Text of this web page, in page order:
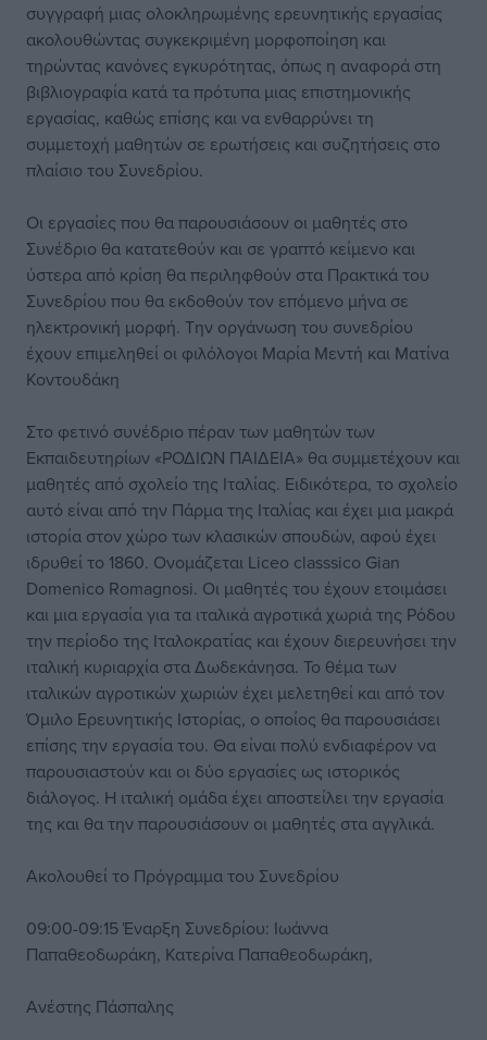
συγγραφή μιας ολοκληρωμένης ερευνητικής εργασίας
ακολουθώντας συγκεκριμένη μορφοποίηση και
τηρώντας κανόνες εγκυρότητας, όπως η αναφορά στη
βιβλιογραφία κατά τα πρότυπα μιας επιστημονικής
εργασίας, καθώς επίσης και να ενθαρρύνει τη
συμμετοχή μαθητών σε ερωτήσεις και συζητήσεις στο
πλαίσιο του Συνεδρίου.
Οι εργασίες που θα παρουσιάσουν οι μαθητές στο
Συνέδριο θα κατατεθούν και σε γραπτό κείμενο και
ύστερα από κρίση θα περιληφθούν στα Πρακτικά του
Συνεδρίου που θα εκδοθούν τον επόμενο μήνα σε
ηλεκτρονική μορφή. Την οργάνωση του συνεδρίου
έχουν επιμεληθεί οι φιλόλογοι Μαρία Μεντή και Ματίνα
Κοντουδάκη
Στο φετινό συνέδριο πέραν των μαθητών των
Εκπαιδευτηρίων «ΡΟΔΙΩΝ ΠΑΙΔΕΙΑ» θα συμμετέχουν και
μαθητές από σχολείο της Ιταλίας. Ειδικότερα, το σχολείο
αυτό είναι από την Πάρμα της Ιταλίας και έχει μια μακρά
ιστορία στον χώρο των κλασικών σπουδών, αφού έχει
ιδρυθεί το 1860. Ονομάζεται Liceo classsico Gian
Domenico Romagnosi. Οι μαθητές του έχουν ετοιμάσει
και μια εργασία για τα ιταλικά αγροτικά χωριά της Ρόδου
την περίοδο της Ιταλοκρατίας και έχουν διερευνήσει την
ιταλική κυριαρχία στα Δωδεκάνησα. Το θέμα των
ιταλικών αγροτικών χωριών έχει μελετηθεί και από τον
Όμιλο Ερευνητικής Ιστορίας, ο οποίος θα παρουσιάσει
επίσης την εργασία του. Θα είναι πολύ ενδιαφέρον να
παρουσιαστούν και οι δύο εργασίες ως ιστορικός
διάλογος. Η ιταλική ομάδα έχει αποστείλει την εργασία
της και θα την παρουσιάσουν οι μαθητές στα αγγλικά.
Ακολουθεί το Πρόγραμμα του Συνεδρίου
09:00-09:15 Έναρξη Συνεδρίου: Ιωάννα
Παπαθεοδωράκη, Κατερίνα Παπαθεοδωράκη,
Ανέστης Πάσπαλης